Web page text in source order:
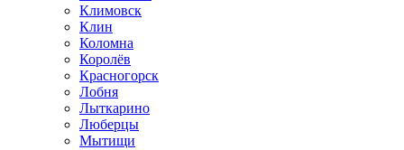
Климовск
Клин
Коломна
Королёв
Красногорск
Лобня
Лыткарино
Люберцы
Мытищи